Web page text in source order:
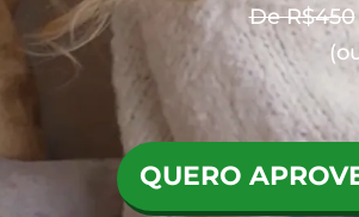
De R$450
QUERO